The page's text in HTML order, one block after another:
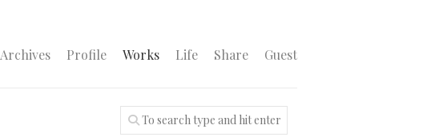
Archives Profile Works Life Share Guest